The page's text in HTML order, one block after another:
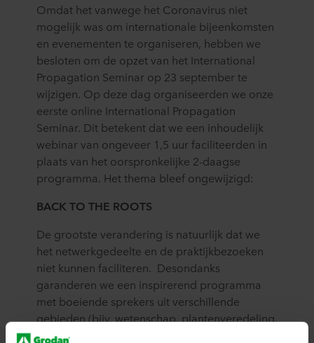
Omdat het vanwege het Coronavirus niet
mogelijk was om internationale bijeenkomsten
en evenementen te organiseren, hebben we
besloten om de opzet van het International
Propagation Seminar op 23 september te
wijzigen. Op deze dag organiseerden we onze
eerste online International Propagation
Seminar. Dit betekent dat we een inhoudelijk
webinar van ongeveer 1,5 uur faciliteerden in
plaats van het oorspronkelijke 2-daagse
programma. Het thema bleef ongewijzigd:
BACK TO THE ROOTS
De grootste verandering is natuurlijk dat we
het netwerkgedeelte en de praktijkbezoeken
niet kunnen faciliteren. Desondanks
garanderen we een inspirerend programma
met boeiende sprekers uit verschillende
gebieden (bijv. wetenschap, plantenveredeling,
gewasspecialisten) die hun licht zullen laten